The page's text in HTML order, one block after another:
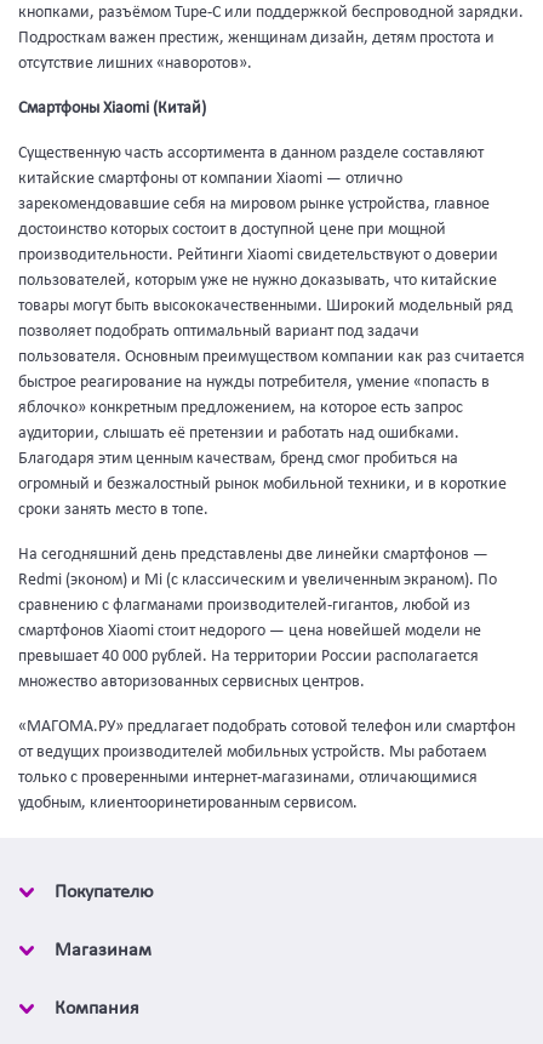
кнопками, разъёмом Tupe-C или поддержкой беспроводной зарядки.
Подросткам важен престиж, женщинам дизайн, детям простота и
отсутствие лишних «наворотов».
Смартфоны Xiaomi (Китай)
Существенную часть ассортимента в данном разделе составляют
китайские смартфоны от компании Xiaomi — отлично
зарекомендовавшие себя на мировом рынке устройства, главное
достоинство которых состоит в доступной цене при мощной
производительности. Рейтинги Xiaomi свидетельствуют о доверии
пользователей, которым уже не нужно доказывать, что китайские
товары могут быть высококачественными. Широкий модельный ряд
позволяет подобрать оптимальный вариант под задачи
пользователя. Основным преимуществом компании как раз считается
быстрое реагирование на нужды потребителя, умение «попасть в
яблочко» конкретным предложением, на которое есть запрос
аудитории, слышать её претензии и работать над ошибками.
Благодаря этим ценным качествам, бренд смог пробиться на
огромный и безжалостный рынок мобильной техники, и в короткие
сроки занять место в топе.
На сегодняшний день представлены две линейки смартфонов —
Redmi (эконом) и Mi (с классическим и увеличенным экраном). По
сравнению с флагманами производителей-гигантов, любой из
смартфонов Xiaomi стоит недорого — цена новейшей модели не
превышает 40 000 рублей. На территории России располагается
множество авторизованных сервисных центров.
«МАГОМА.РУ» предлагает подобрать сотовой телефон или смартфон
от ведущих производителей мобильных устройств. Мы работаем
только с проверенными интернет-магазинами, отличающимися
удобным, клиентооринетированным сервисом.
Покупателю
Магазинам
Компания